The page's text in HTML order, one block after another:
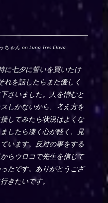
ちゃん onLuna Tres Clova
に七夕に誓いを買いたけ
れを話したらまた優しく
さいました。人を憎むと
しかないから、考え方を
してみたら状況はよくな
したら凄く心が軽く、見
います。反対の事をする
らウロコで先生を信じて
たです。ありがとうござ
きたいです。